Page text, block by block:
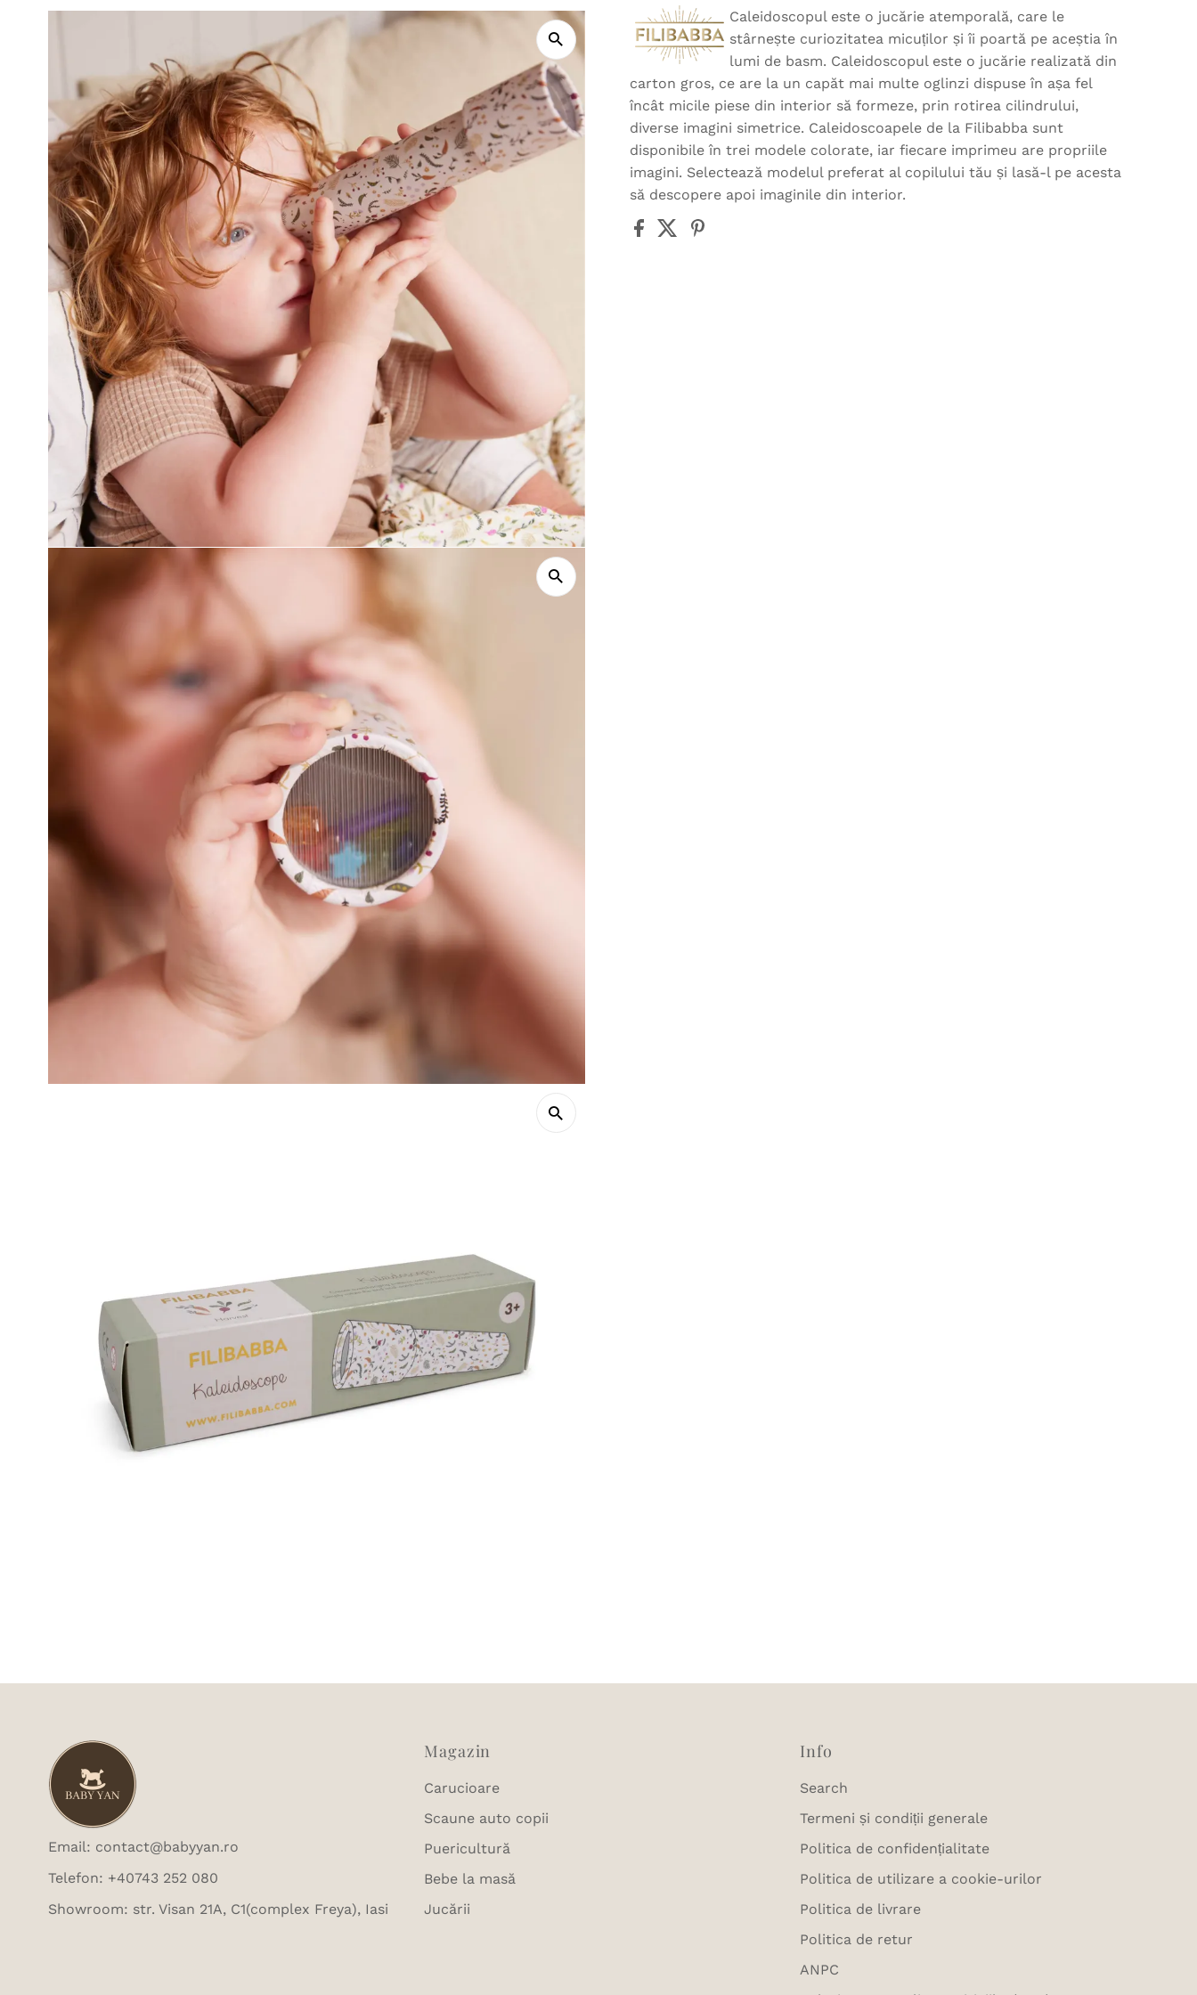
Caleidoscopul este o jucărie atemporală, care le
stârnește curiozitatea micuților și îi poartă pe aceștia în
lumi de basm. Caleidoscopul este o jucărie realizată din
carton gros, ce are la un capăt mai multe oglinzi dispuse în așa fel
încât micile piese din interior să formeze, prin rotirea cilindrului,
diverse imagini simetrice. Caleidoscoapele de la Filibabba sunt
disponibile în trei modele colorate, iar fiecare imprimeu are propriile
imagini. Selectează modelul preferat al copilului tău și lasă-l pe acesta
să descopere apoi imaginile din interior.
Email: contact@babyyan.ro
Telefon: +40743 252 080
Showroom: str. Visan 21A, C1(complex Freya), Iasi
Magazin
Carucioare
Scaune auto copii
Puericultură
Bebe la masă
Jucării
Info
Search
Termeni și condiții generale
Politica de confidențialitate
Politica de utilizare a cookie-urilor
Politica de livrare
Politica de retur
ANPC